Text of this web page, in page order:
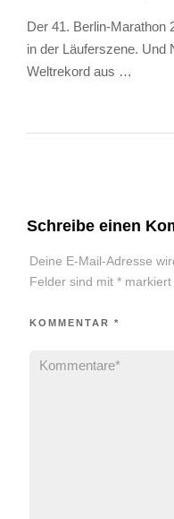
Der 41. Berlin-Marathon
in der Läuferszene. Und
Weltrekord aus …
Schreibe einen
Deine E-Mail-Adresse
Felder sind mit *markiert
KOMMENTAR *